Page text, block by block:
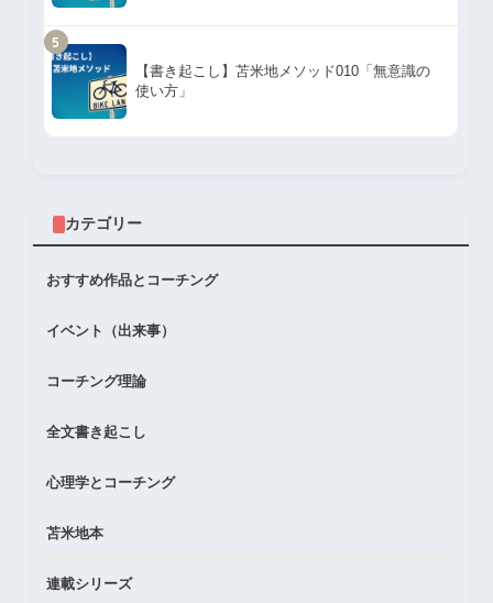
5
【書き起こし】苫米地メソッド010「無意識の
使い方」
カテゴリー
おすすめ作品とコーチング
イベント（出来事）
コーチング理論
全文書き起こし
心理学とコーチング
苫米地本
連載シリーズ